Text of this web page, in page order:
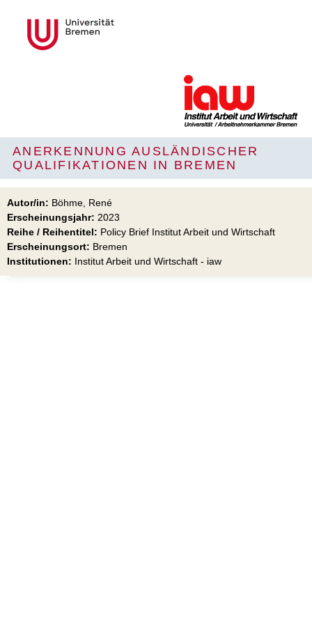
ANERKENNUNG AUSLÄNDISCHER
QUALIFIKATIONEN IN BREMEN
Autor/in: Böhme, René
Erscheinungsjahr: 2023
Reihe / Reihentitel: Policy Brief Institut Arbeit und Wirtschaft
Erscheinungsort: Bremen
Institutionen: Institut Arbeit und Wirtschaft - iaw